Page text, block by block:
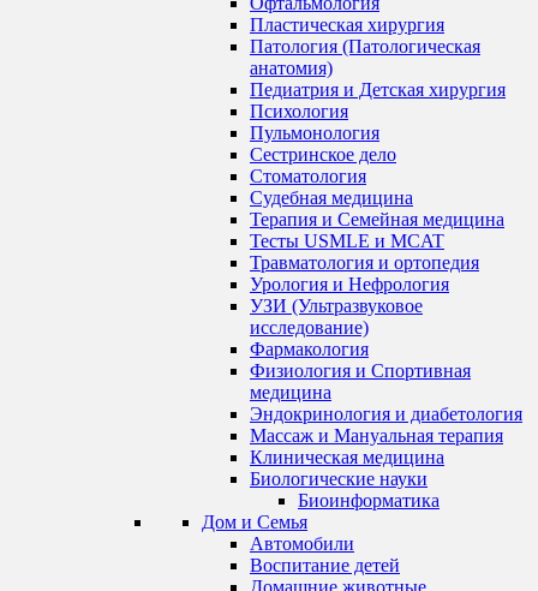
Пластическая хирургия
Патология (Патологическая
анатомия)
Педиатрия и Детская хирургия
Психология
Пульмонология
Сестринское дело
Стоматология
Судебная медицина
Терапия и Семейная медицина
Тесты USMLE и MCAT
Травматология и ортопедия
Урология и Нефрология
УЗИ (Ультразвуковое
исследование)
Фармакология
Физиология и Спортивная
медицина
Эндокринология и диабетология
Массаж и Мануальная терапия
Клиническая медицина
Биологические науки
Биоинформатика
Дом и Семья
Автомобили
Воспитание детей